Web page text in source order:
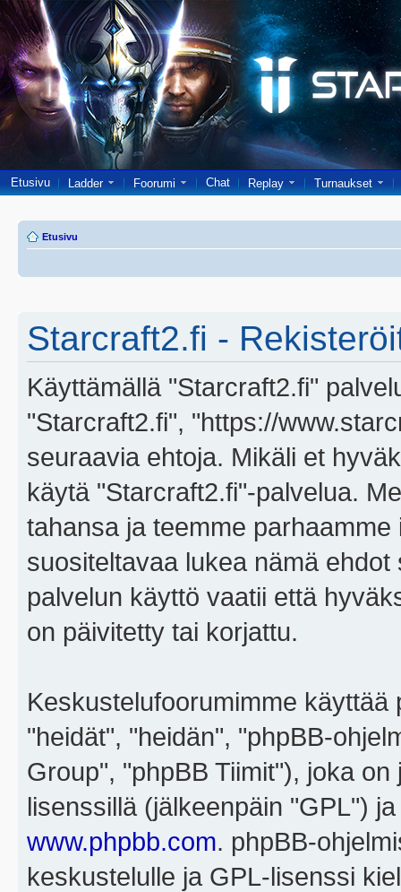
Etusivu Ladder Foorumi Chat Replay Turnaukset
Etusivu
Starcraft2.fi -
Käyttämällä "Starcraft2.fi"
"Starcraft2.fi", "https://
seuraavia ehtoja. Mikäli et
käytä "Starcraft2.fi"-palvelua.
tahansa ja teemme
suositeltavaa lukea nämä
palvelun käyttö vaatii että
on päivitetty tai korjattu.
Keskustelufoorumimme
"heidät", "heidän", "phpBB-
Group", "phpBB Tiimit"), joka on
lisenssillä (jälkeenpäin "GPL")
www.phpbb.com. phpBB-
keskustelulle ja GPL-lisenssi